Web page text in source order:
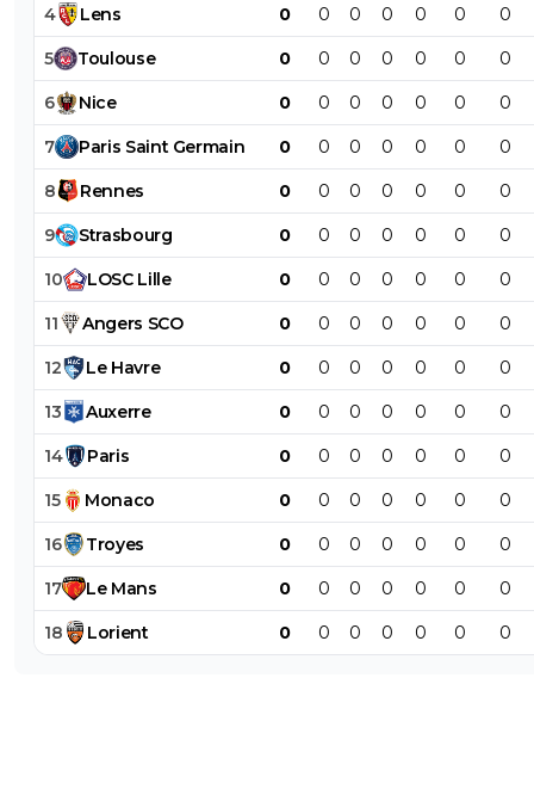
4 Lens 0 0 0 0 0 0 0
5 Toulouse 0 0 0 0 0 0 0
6 Nice 0 0 0 0 0 0 0
7 Paris Saint Germain 0 0 0 0 0 0 0
8 Rennes 0 0 0 0 0 0 0
9 Strasbourg 0 0 0 0 0 0 0
10 LOSC Lille 0 0 0 0 0 0 0
11 Angers SCO 0 0 0 0 0 0 0
12 Le Havre 0 0 0 0 0 0 0
13 Auxerre 0 0 0 0 0 0 0
14 Paris 0 0 0 0 0 0 0
15 Monaco 0 0 0 0 0 0 0
16 Troyes 0 0 0 0 0 0 0
17 Le Mans 0 0 0 0 0 0 0
18 Lorient 0 0 0 0 0 0 0